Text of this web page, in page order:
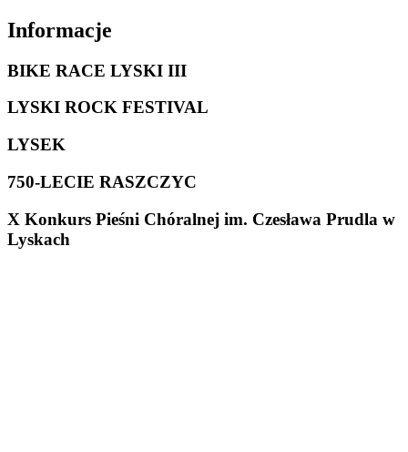
Informacje
BIKE RACE LYSKI III
LYSKI ROCK FESTIVAL
LYSEK
750-LECIE RASZCZYC
X Konkurs Pieśni Chóralnej im. Czesława Prudla w
Lyskach